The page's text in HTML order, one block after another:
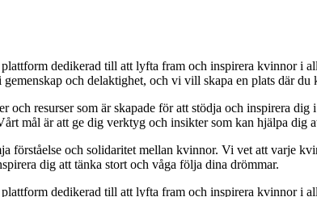
dedikerad till att lyfta fram och inspirera kvinnor i
och delaktighet, och vi vill skapa en plats där du
och resurser som är skapade för att stödja och inspirera
mål är att ge dig verktyg och insikter som kan hjälpa dig
och solidaritet mellan kvinnor. Vi vet att varje
dig att tänka stort och våga följa dina drömmar.
dedikerad till att lyfta fram och inspirera kvinnor i